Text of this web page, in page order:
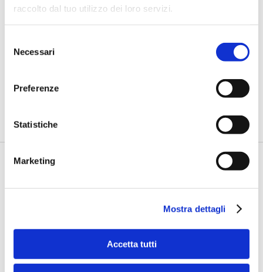
raccolto dal tuo utilizzo dei loro servizi.
delNecessari
Preferenze
Statistiche
Marketing
Mostra dettagli
Accetta tutti
BANCAFORTE TV
Fracassi (Multiply Group): "L’AI va
progettata dentro i processi,
di Flavio Padovan, Maddalena Libertini -
I proof of concept
realizzati con l'AI funzionano. Spesso sorprendono per la
BANCAFORTE TV